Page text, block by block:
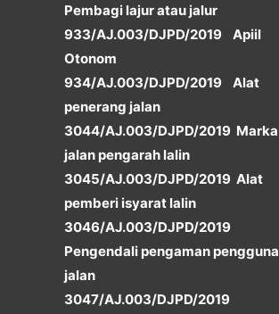
Pembagi lajur atau jalur
933/AJ.003/DJPD/2019 Apiil
Otonom
934/AJ.003/DJPD/2019 Alat
penerang jalan
3044/AJ.003/DJPD/2019 Marka
jalan pengarah lalin
3045/AJ.003/DJPD/2019 Alat
pemberi isyarat lalin
3046/AJ.003/DJPD/2019
Pengendali pengaman pengguna
jalan
3047/AJ.003/DJPD/2019